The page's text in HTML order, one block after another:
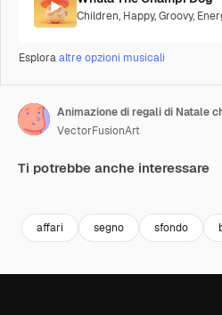
Children, Happy,Groovy,
Esploraaltre opzioni musicali
Animazione di regali di Natale
VectorFusionArt
Ti potrebbe anche interessare
affari segno sfondo